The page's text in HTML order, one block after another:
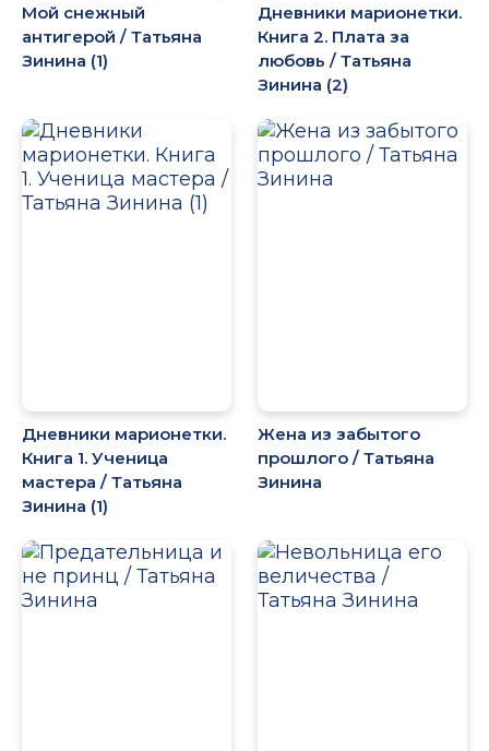
Мой снежный
антигерой / Татьяна
Зинина (1)
Дневники марионетки.
Книга 2. Плата за
любовь / Татьяна
Зинина (2)
Дневники марионетки.
Книга 1. Ученица
мастера / Татьяна
Зинина (1)
Жена из забытого
прошлого / Татьяна
Зинина